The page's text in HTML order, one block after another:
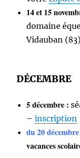
14 et 15
domaine
Vidauban (83)
DÉCEMBRE
5 décembre :
–inscription
du 20
vacances